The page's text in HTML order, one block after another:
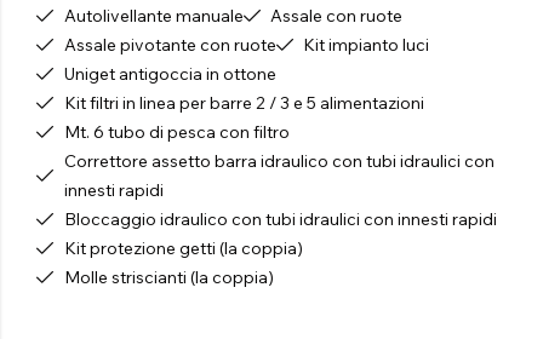
Autolivellante manuale
Assale con ruote
Assale pivotante con ruote
Kit impianto luci
Uniget antigoccia in ottone
Kit filtri in linea per barre 2 / 3 e 5 alimentazioni
Mt. 6 tubo di pesca con filtro
Correttore assetto barra idraulico con tubi idraulici con
innesti rapidi
Bloccaggio idraulico con tubi idraulici con innesti rapidi
Kit protezione getti (la coppia)
Molle striscianti (la coppia)